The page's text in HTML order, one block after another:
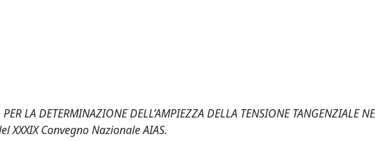
LA DETERMINAZIONE DELL’AMPIEZZA DELLA TENSIONE TANGENZIALE
XXXIX Convegno Nazionale AIAS.